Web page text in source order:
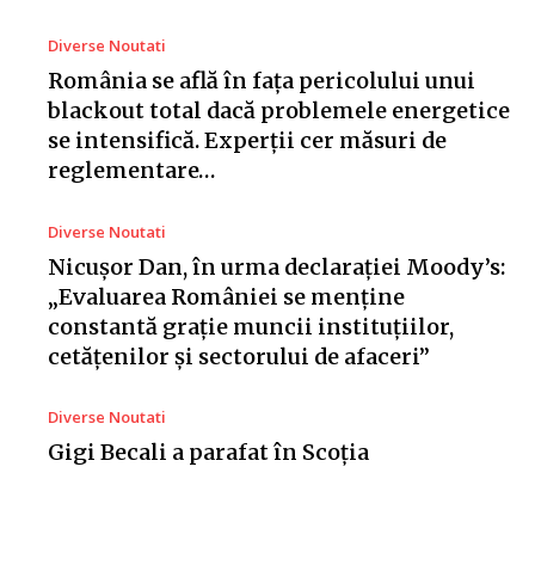
Diverse Noutati
România se află în fața pericolului unui
blackout total dacă problemele energetice
se intensifică. Experții cer măsuri de
reglementare…
Diverse Noutati
Nicușor Dan, în urma declarației Moody’s:
„Evaluarea României se menține
constantă grație muncii instituțiilor,
cetățenilor și sectorului de afaceri”
Diverse Noutati
Gigi Becali a parafat în Scoția